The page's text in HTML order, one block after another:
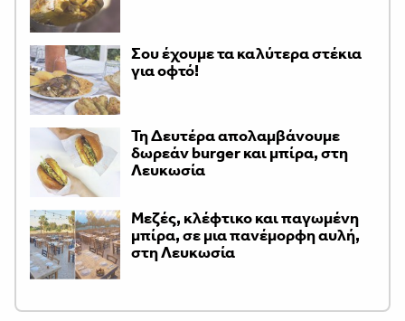
Σου έχουμε τα καλύτερα στέκια
για οφτό!
Τη Δευτέρα απολαμβάνουμε
δωρεάν burger και μπίρα, στη
Λευκωσία
Μεζές, κλέφτικο και παγωμένη
μπίρα, σε μια πανέμορφη αυλή,
στη Λευκωσία